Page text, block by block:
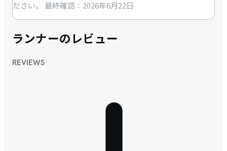
ださい。 最終確認：2026年6月22日
ランナーのレビュー
REVIEWS